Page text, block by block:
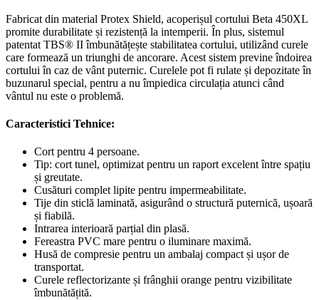
Fabricat din material Protex Shield, acoperișul cortului Beta 450XL
promite durabilitate și rezistență la intemperii. În plus, sistemul
patentat TBS® II îmbunătățește stabilitatea cortului, utilizând curele
care formează un triunghi de ancorare. Acest sistem previne îndoirea
cortului în caz de vânt puternic. Curelele pot fi rulate și depozitate în
buzunarul special, pentru a nu împiedica circulația atunci când
vântul nu este o problemă.
Caracteristici Tehnice:
Cort pentru 4 persoane.
Tip: cort tunel, optimizat pentru un raport excelent între spațiu
și greutate.
Cusături complet lipite pentru impermeabilitate.
Tije din sticlă laminată, asigurând o structură puternică, ușoară
și fiabilă.
Intrarea interioară parțial din plasă.
Fereastra PVC mare pentru o iluminare maximă.
Husă de compresie pentru un ambalaj compact și ușor de
transportat.
Curele reflectorizante și frânghii orange pentru vizibilitate
îmbunătățită.